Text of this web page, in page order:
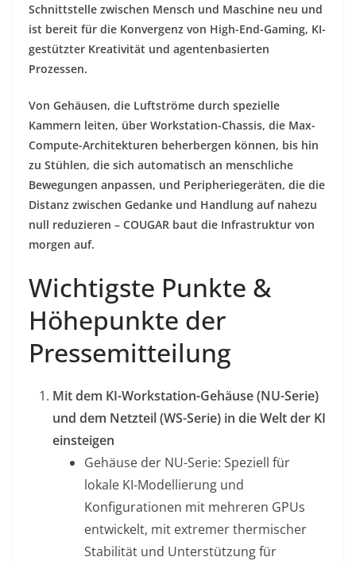
Schnittstelle zwischen Mensch und Maschine neu und
ist bereit für die Konvergenz von High-End-Gaming, KI-
gestützter Kreativität und agentenbasierten
Prozessen.
Von Gehäusen, die Luftströme durch spezielle
Kammern leiten, über Workstation-Chassis, die Max-
Compute-Architekturen beherbergen können, bis hin
zu Stühlen, die sich automatisch an menschliche
Bewegungen anpassen, und Peripheriegeräten, die die
Distanz zwischen Gedanke und Handlung auf nahezu
null reduzieren – COUGAR baut die Infrastruktur von
morgen auf.
Wichtigste Punkte &
Höhepunkte der
Pressemitteilung
Mit dem KI-Workstation-Gehäuse (NU-Serie)
und dem Netzteil (WS-Serie) in die Welt der KI
einsteigen
Gehäuse der NU-Serie: Speziell für
lokale KI-Modellierung und
Konfigurationen mit mehreren GPUs
entwickelt, mit extremer thermischer
Stabilität und Unterstützung für